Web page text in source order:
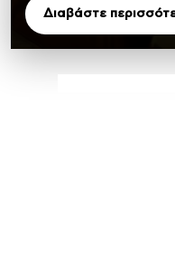
Διαβάστε